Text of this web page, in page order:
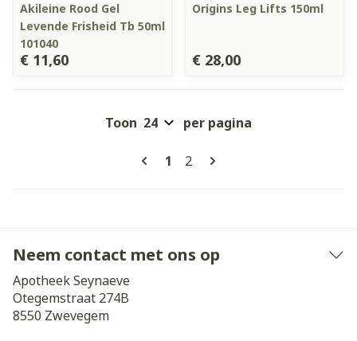
Akileine Rood Gel
Levende Frisheid Tb 50ml
101040
€ 11,60
Origins Leg Lifts 150ml
€ 28,00
Pagina's
U lees momenteel pagina
1 Pagina
2
Toon per pagina
Neem contact met ons op
Apotheek Seynaeve
Otegemstraat 274B
8550 Zwevegem